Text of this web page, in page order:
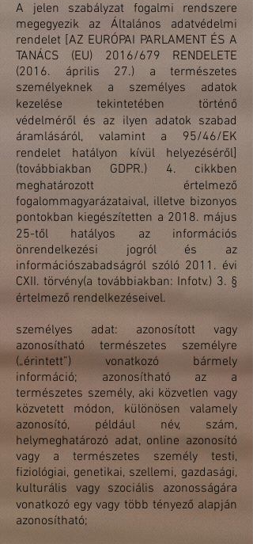
A jelen szabályzat fogalmi rendszere
megegyezik az Általános adatvédelmi
rendelet [AZ EURÓPAI PARLAMENT ÉS A
TANÁCS (EU) 2016/679 RENDELETE
(2016. április 27.) a természetes
személyeknek a személyes adatok
kezelése tekintetében történő
védelméről és az ilyen adatok szabad
áramlásáról, valamint a 95/46/EK
rendelet hatályon kívül helyezéséről]
(továbbiakban GDPR.) 4. cikkben
meghatározott értelmező
fogalommagyarázataival, illetve bizonyos
pontokban kiegészítetten a 2018. május
25-től hatályos az információs
önrendelkezési jogról és az
információszabadságról szóló 2011. évi
CXII. törvény(a továbbiakban: Infotv.) 3. §
értelmező rendelkezéseivel.
személyes adat: azonosított vagy
azonosítható természetes személyre
(„érintett”) vonatkozó bármely
információ; azonosítható az a
természetes személy, aki közvetlen vagy
közvetett módon, különösen valamely
azonosító, például név, szám,
helymeghatározó adat, online azonosító
vagy a természetes személy testi,
fiziológiai, genetikai, szellemi, gazdasági,
kulturális vagy szociális azonosságára
vonatkozó egy vagy több tényező alapján
azonosítható;